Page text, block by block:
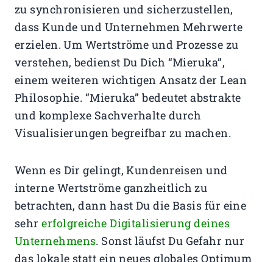
zu synchronisieren und sicherzustellen,
dass Kunde und Unternehmen Mehrwerte
erzielen. Um Wertströme und Prozesse zu
verstehen, bedienst Du Dich “Mieruka”,
einem weiteren wichtigen Ansatz der Lean
Philosophie. “Mieruka” bedeutet abstrakte
und komplexe Sachverhalte durch
Visualisierungen begreifbar zu machen.
Wenn es Dir gelingt, Kundenreisen und
interne Wertströme ganzheitlich zu
betrachten, dann hast Du die Basis für eine
sehrerfolgreiche Digitalisierung deines
Unternehmens. Sonst läufst Du Gefahr nur
das lokale statt ein neues globales Optimum